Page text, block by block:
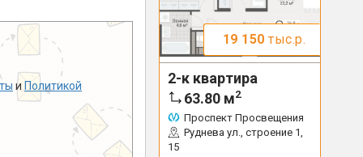
и Политикой
19 150 тыс.р.
2-к квартира
63.80 м2
Проспект Просвещения
Руднева ул., строение 1,
15